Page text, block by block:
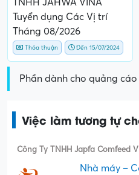
TNHH JAHWA VINA
Tuyển dụng Các Vị trí
Tháng 08/2026
Thỏa thuận Đến 15/07/2024
Phần dành cho quảng cáo
Việc làm tương tự
Công Ty TNHH Japfa Comfeed
Nhà máy –